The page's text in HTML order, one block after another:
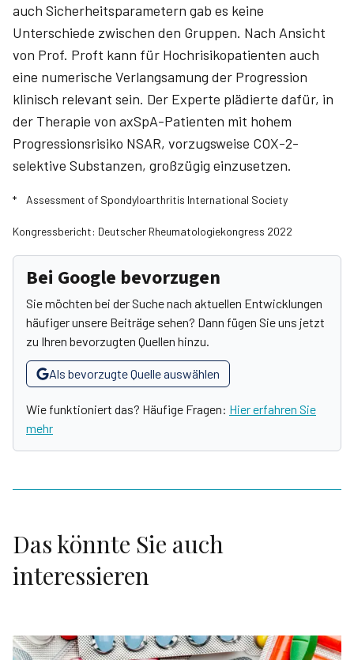
auch Sicherheitsparametern gab es keine
Unterschiede zwischen den Gruppen. Nach Ansicht
von Prof. Proft kann für Hochrisikopatienten auch
eine numerische Verlangsamung der Progression
klinisch relevant sein. Der Experte plädierte dafür, in
der Therapie von axSpA-Patienten mit hohem
Progressionsrisiko NSAR, vorzugsweise COX-2-
selektive Substanzen, großzügig einzusetzen.
* Assessment of Spondyloarthritis International Society
Kongressbericht: Deutscher Rheumatologiekongress 2022
Bei Google bevorzugen
Sie möchten bei der Suche nach aktuellen Entwicklungen
häufiger unsere Beiträge sehen? Dann fügen Sie uns jetzt
zu Ihren bevorzugten Quellen hinzu.
Als bevorzugte Quelle auswählen
Wie funktioniert das? Häufige Fragen: Hier erfahren Sie
mehr
Das könnte Sie auch
interessieren